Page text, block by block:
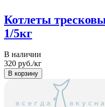
Котлеты
1/5кг
В наличии
320 руб./кг